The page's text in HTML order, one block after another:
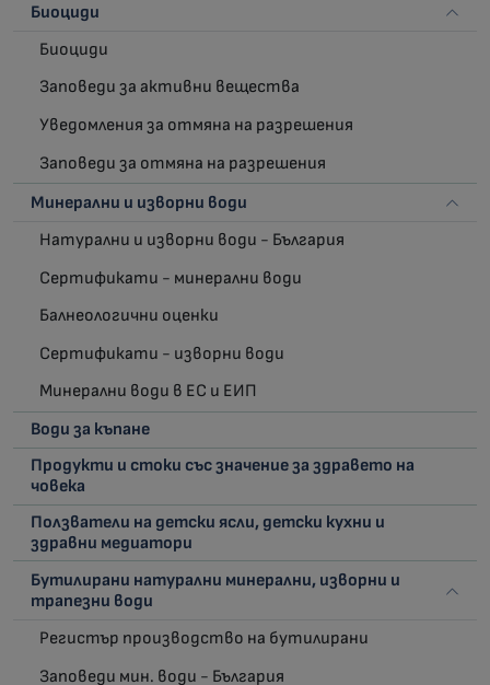
Биоциди
Биоциди
Заповеди за активни вещества
Уведомления за отмяна на разрешения
Заповеди за отмяна на разрешения
Минерални и изворни води
Натурални и изворни води - България
Сертификати - минерални води
Балнеологични оценки
Сертификати - изворни води
Минерални води в ЕС и ЕИП
Води за къпане
Продукти и стоки със значение за здравето на
човека
Ползватели на детски ясли, детски кухни и
здравни медиатори
Бутилирани натурални минерални, изворни и
трапезни води
Регистър производство на бутилирани
Заповеди мин. води - България